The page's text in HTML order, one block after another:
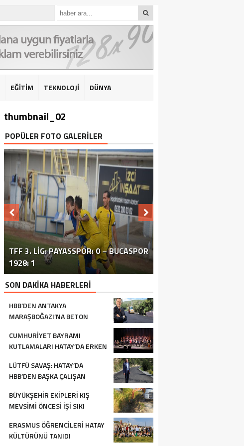
EĞİTİM TEKNOLOJİ DÜNYA
thumbnail_02
POPÜLER FOTO GALERİLER
ERZİNLİ ÇİFTÇİLERE GIDA VE
TURUNÇGİL EĞİTİMİ VERİLDİ
HATAY’DAKI ÇATIŞMA VE PATLAMA:
BÖLGEDE OPERASYON SÜRÜYOR
TFF 3. LIG: PAYASSPOR: 0 – BUCASPOR
1928: 1
SİVİL TOPLUM ÖRGÜTLERİ ORTAK
BASIN TOPLANTISI FOTOĞRAF
SON DAKİKA HABERLERİ
HBB’DEN ANTAKYA
MARAŞBOĞAZI’NA BETON
CUMHURİYET BAYRAMI
KUTLAMALARI HATAY’DA ERKEN
LÜTFÜ SAVAŞ: HATAY’DA
HBB’DEN BAŞKA ÇALIŞAN
BÜYÜKŞEHİR EKİPLERİ KIŞ
MEVSİMİ ÖNCESİ İŞİ SIKI
ERASMUS ÖĞRENCİLERİ HATAY
KÜLTÜRÜNÜ TANIDI